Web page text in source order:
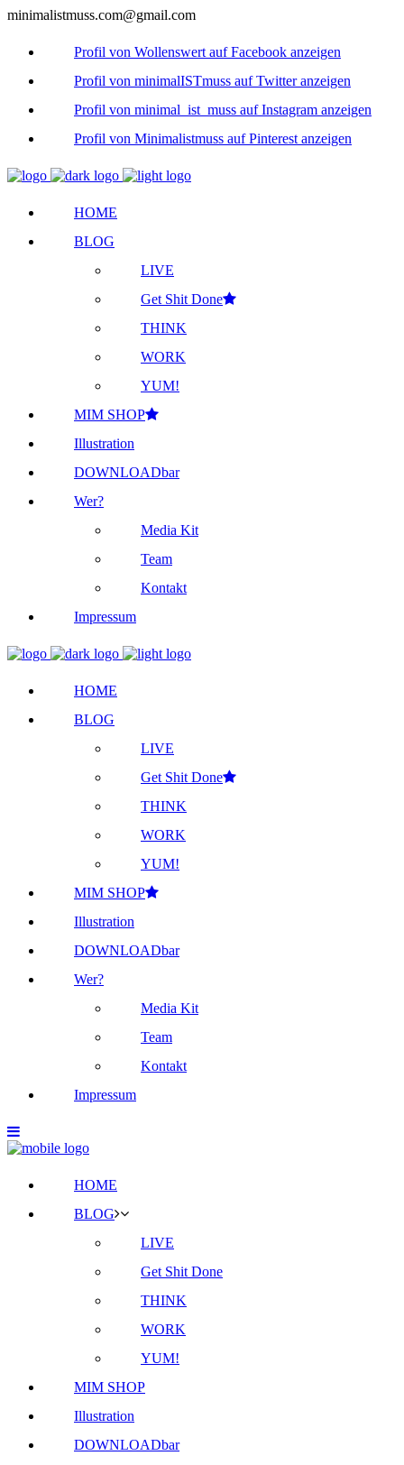
minimalistmuss.com@gmail.com
Profil von Wollenswert auf Facebook anzeigen
Profil von minimalISTmuss auf Twitter anzeigen
Profil von minimal_ist_muss auf Instagram anzeigen
Profil von Minimalistmuss auf Pinterest anzeigen
HOME
BLOG
LIVE
Get Shit Done
THINK
WORK
YUM!
MIM SHOP
Illustration
DOWNLOADbar
Wer?
Media Kit
Team
Kontakt
Impressum
HOME
BLOG
LIVE
Get Shit Done
THINK
WORK
YUM!
MIM SHOP
Illustration
DOWNLOADbar
Wer?
Media Kit
Team
Kontakt
Impressum
HOME
BLOG
LIVE
Get Shit Done
THINK
WORK
YUM!
MIM SHOP
Illustration
DOWNLOADbar